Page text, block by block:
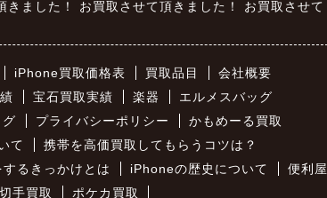
ました！ お買取させて頂きました！ お買取させて
iPhone買取価格表 買取品目
会社概要
宝石買取実績 楽器
エルメスバッグ
プライバシーポリシー
かもめーる買取
て
携帯を高価買取してもらうコツは？
るきっかけとは iPhoneの歴史について
便利屋
切手買取 ポケカ買取